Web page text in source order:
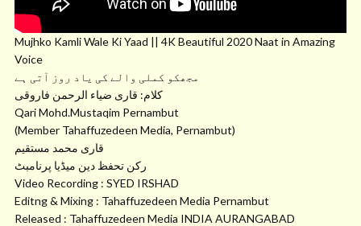
Mujhko Kamli Wale Ki Yaad || 4K Beautiful 2020 Naat in Amazing
Voice
مجھکو کملی والے کی یاد روز آتی ہے
کلام: قاری ضیاء الرحمن فاروقی
Qari Mohd.Mustaqim Pernambut
(Member Tahaffuzedeen Media, Pernambut)
قاری محمد مستقیم
رکن تحفظ دین میڈیا پرنامبٹ
Video Recording : SYED IRSHAD
Editng & Mixing : Tahaffuzedeen Media Pernambut
Released : Tahaffuzedeen Media INDIA AURANGABAD